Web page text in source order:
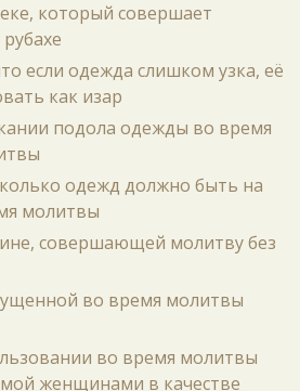
который совершает
если одежда слишком узка, её
как изар
подола одежды во время
одежд должно быть на
молитвы
совершающей молитву без
во время молитвы
во время молитвы
женщинами в качестве